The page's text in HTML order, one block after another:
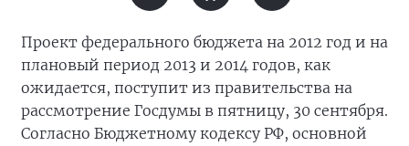
Проект федерального бюджета на 2012 год и на
плановый период 2013 и 2014 годов, как
ожидается, поступит из правительства на
рассмотрение Госдумы в пятницу, 30 сентября.
Согласно Бюджетному кодексу РФ, основной